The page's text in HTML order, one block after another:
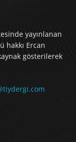
yayınlanan
hakkı Ercan
gösterilerek